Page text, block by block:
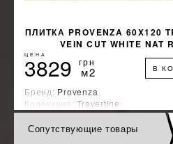
ПЛИТКА PROVENZA 60X120
VEIN CUT WHITE NAT
ЦЕНА
3829 грн
м2 В
Бренд: Provenza
Коллекция:Travertine
Страна-производитель:Италия
УЗНАТЬ СВОЮ
Сопутствующие товары